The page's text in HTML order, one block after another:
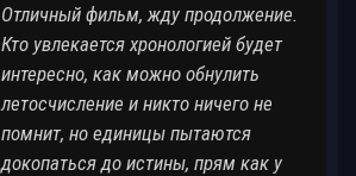
Отличный фильм, жду продолжение.
Кто увлекается хронологией будет
интересно, как можно обнулить
летосчисление и никто ничего не
помнит, но единицы пытаются
докопаться до истины, прям как у